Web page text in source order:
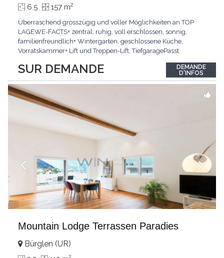
SUR DEMANDE
6.5 157 m2
Überraschend grosszügig und voller Möglichkeiten an TOP
LAGEWE-FACTS+ zentral, ruhig, voll erschlossen, sonnig,
familienfreundlich+ Wintergarten, geschlossene Küche,
Vorratskammer+ Lift und Treppen-Lift, TiefgaragePasst
Wintergarten schaffen ein lichtdurchflutetes
Wunder.Interessiert? JETZT anrufen: +41 76 507 21 32
DEMANDE
D'INFOS
Mountain Lodge Terrassen Paradies
Bürglen (UR)